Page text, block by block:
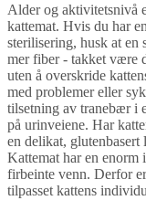
Alder og aktivitetsnivå
kattemat. Hvis du har
sterilisering, husk at en
mer fiber - takket være
uten å overskride
med problemer eller
tilsetning av tranebær i
på urinveiene. Har
en delikat,
Kattemat har en
firbeinte venn. Derfor
tilpasset kattens